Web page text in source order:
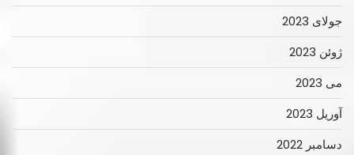
جولای 2023
ژوئن 2023
می 2023
آوریل 2023
دسامبر 2022